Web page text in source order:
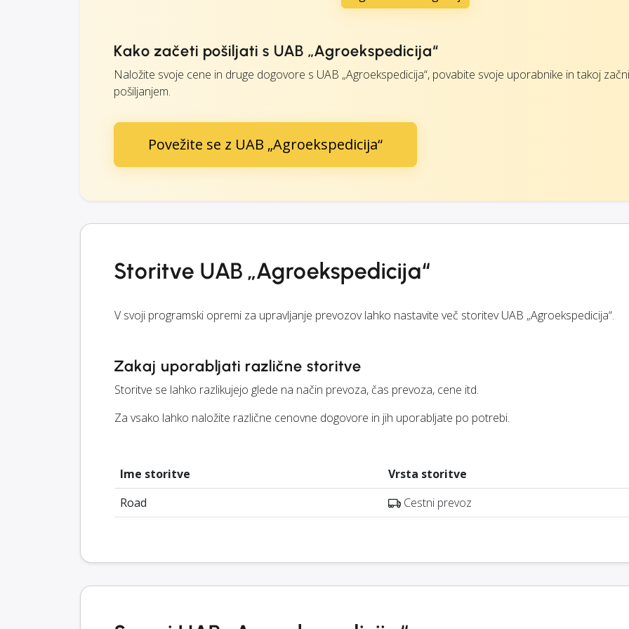
Kako začeti pošiljati s UAB „Agroekspedicija“
Naložite svoje cene in druge dogovore s UAB „Agroekspedicija“, povabite svoje uporabnike in takoj
pošiljanjem.
Povežite se z UAB „Agroekspedicija“
Storitve UAB „Agroekspedicija“
V svoji programski opremi za upravljanje prevozov lahko nastavite več storitev UAB „Agroekspedicija“.
Zakaj uporabljati različne storitve
Storitve se lahko razlikujejo glede na način prevoza, čas prevoza, cene itd.
Za vsako lahko naložite različne cenovne dogovore in jih uporabljate po potrebi.
Ime storitve
Vrsta storitve
Road
Cestni prevoz